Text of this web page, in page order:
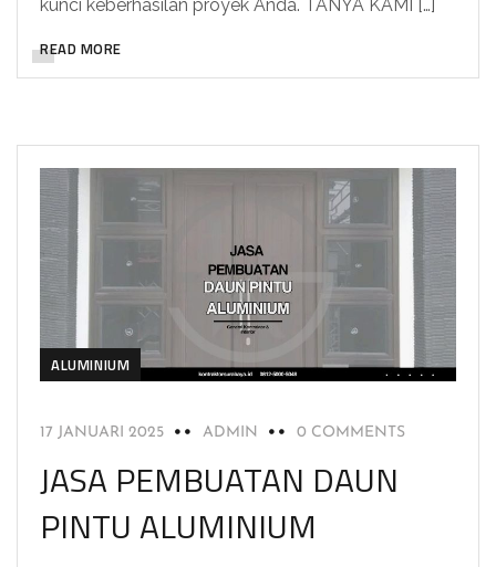
kunci keberhasilan proyek Anda. TANYA KAMI […]
READ MORE
ALUMINIUM
17 JANUARI 2025 ADMIN 0 COMMENTS
JASA PEMBUATAN DAUN
PINTU ALUMINIUM